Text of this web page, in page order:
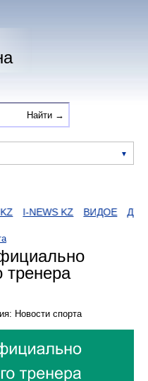
I-NEWS KZ ВИДОЕ
тренера
Новости спорта